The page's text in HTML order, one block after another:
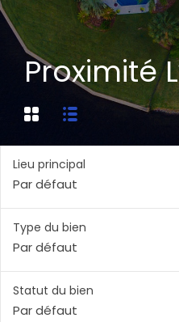
Proximité
Lieu principal
Par défaut
Type du bien
Par défaut
Statut du bien
Par défaut